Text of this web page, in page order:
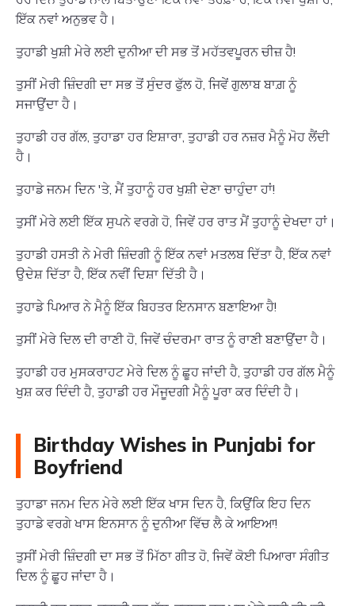
ਇੱਕ ਨਵਾਂ ਅਨੁਭਵ ਹੈ।
ਤੁਹਾਡੀ ਖੁਸ਼ੀ ਮੇਰੇ ਲਈ ਦੁਨੀਆ ਦੀ ਸਭ ਤੋਂ ਮਹੱਤਵਪੂਰਨ ਚੀਜ਼ ਹੈ!
ਤੁਸੀਂ ਮੇਰੀ ਜ਼ਿੰਦਗੀ ਦਾ ਸਭ ਤੋਂ ਸੁੰਦਰ ਫੁੱਲ ਹੋ, ਜਿਵੇਂ ਗੁਲਾਬ ਬਾਗ਼ ਨੂੰ
ਸਜਾਉਂਦਾ ਹੈ।
ਤੁਹਾਡੀ ਹਰ ਗੱਲ, ਤੁਹਾਡਾ ਹਰ ਇਸ਼ਾਰਾ, ਤੁਹਾਡੀ ਹਰ ਨਜ਼ਰ ਮੈਨੂੰ ਮੋਹ ਲੈਂਦੀ
ਹੈ।
ਤੁਹਾਡੇ ਜਨਮ ਦਿਨ 'ਤੇ, ਮੈਂ ਤੁਹਾਨੂੰ ਹਰ ਖੁਸ਼ੀ ਦੇਣਾ ਚਾਹੁੰਦਾ ਹਾਂ!
ਤੁਸੀਂ ਮੇਰੇ ਲਈ ਇੱਕ ਸੁਪਨੇ ਵਰਗੇ ਹੋ, ਜਿਵੇਂ ਹਰ ਰਾਤ ਮੈਂ ਤੁਹਾਨੂੰ ਦੇਖਦਾ ਹਾਂ।
ਤੁਹਾਡੀ ਹਸਤੀ ਨੇ ਮੇਰੀ ਜ਼ਿੰਦਗੀ ਨੂੰ ਇੱਕ ਨਵਾਂ ਮਤਲਬ ਦਿੱਤਾ ਹੈ, ਇੱਕ ਨਵਾਂ
ਉਦੇਸ਼ ਦਿੱਤਾ ਹੈ, ਇੱਕ ਨਵੀਂ ਦਿਸ਼ਾ ਦਿੱਤੀ ਹੈ।
ਤੁਹਾਡੇ ਪਿਆਰ ਨੇ ਮੈਨੂੰ ਇੱਕ ਬਿਹਤਰ ਇਨਸਾਨ ਬਣਾਇਆ ਹੈ!
ਤੁਸੀਂ ਮੇਰੇ ਦਿਲ ਦੀ ਰਾਣੀ ਹੋ, ਜਿਵੇਂ ਚੰਦਰਮਾ ਰਾਤ ਨੂੰ ਰਾਣੀ ਬਣਾਉਂਦਾ ਹੈ।
ਤੁਹਾਡੀ ਹਰ ਮੁਸਕਰਾਹਟ ਮੇਰੇ ਦਿਲ ਨੂੰ ਛੂਹ ਜਾਂਦੀ ਹੈ, ਤੁਹਾਡੀ ਹਰ ਗੱਲ ਮੈਨੂੰ
ਖੁਸ਼ ਕਰ ਦਿੰਦੀ ਹੈ, ਤੁਹਾਡੀ ਹਰ ਮੌਜੂਦਗੀ ਮੈਨੂੰ ਪੂਰਾ ਕਰ ਦਿੰਦੀ ਹੈ।
Birthday Wishes in Punjabi for
Boyfriend
ਤੁਹਾਡਾ ਜਨਮ ਦਿਨ ਮੇਰੇ ਲਈ ਇੱਕ ਖਾਸ ਦਿਨ ਹੈ, ਕਿਉਂਕਿ ਇਹ ਦਿਨ
ਤੁਹਾਡੇ ਵਰਗੇ ਖਾਸ ਇਨਸਾਨ ਨੂੰ ਦੁਨੀਆ ਵਿੱਚ ਲੈ ਕੇ ਆਇਆ!
ਤੁਸੀਂ ਮੇਰੀ ਜ਼ਿੰਦਗੀ ਦਾ ਸਭ ਤੋਂ ਮਿੱਠਾ ਗੀਤ ਹੋ, ਜਿਵੇਂ ਕੋਈ ਪਿਆਰਾ ਸੰਗੀਤ
ਦਿਲ ਨੂੰ ਛੂਹ ਜਾਂਦਾ ਹੈ।